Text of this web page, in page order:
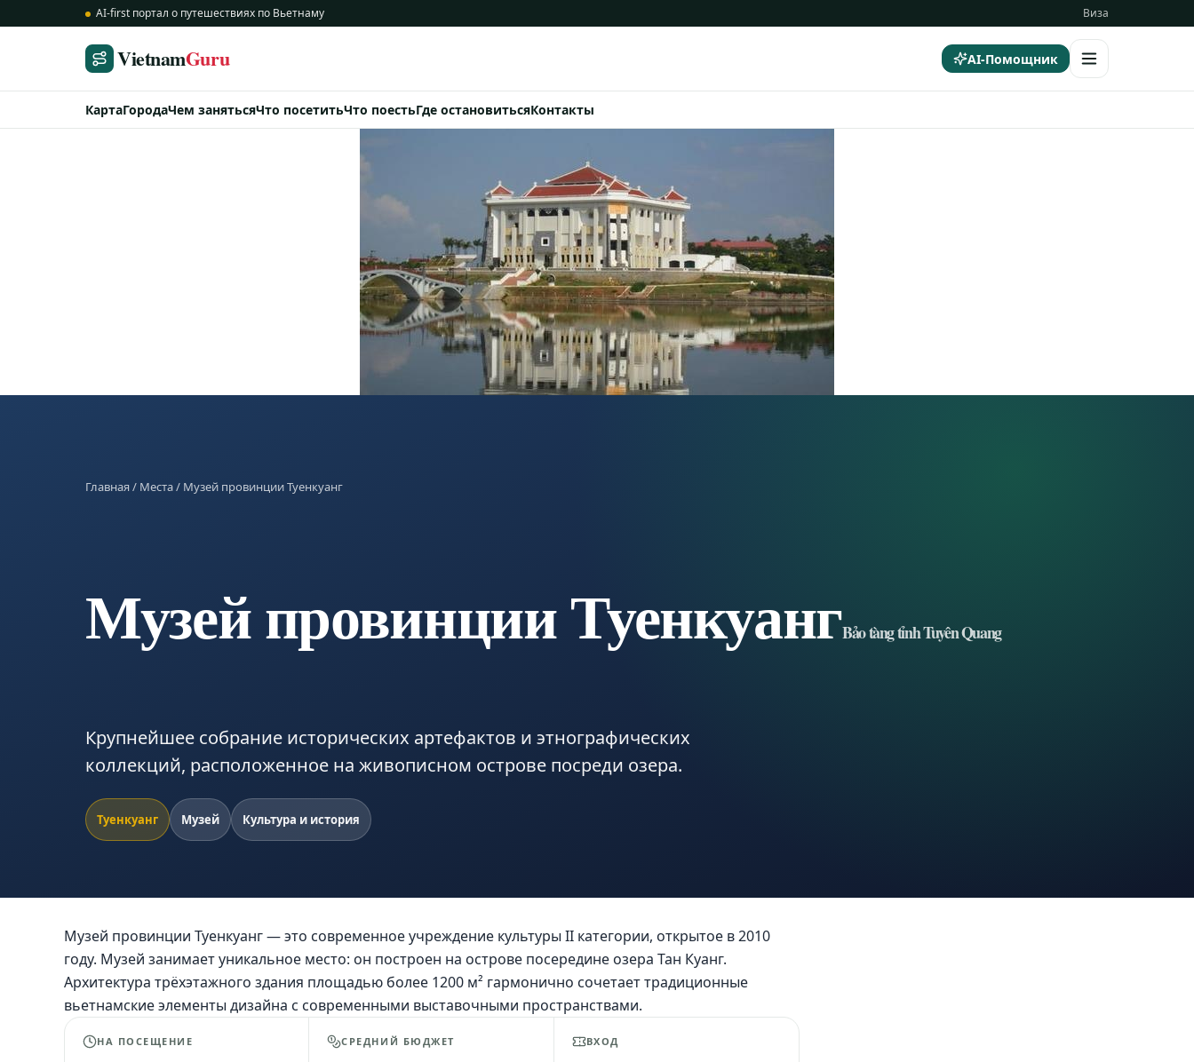
AI-first портал о путешествиях по Вьетнаму Виза
VietnamGuru AI-Помощник
КартаГородаЧем занятьсяЧто посетитьЧто поестьГде остановитьсяКонтакты
Главная/ Места/ Музей провинции Туенкуанг
Музей провинции ТуенкуангBảo tàng tỉnh Tuyên Quang
Крупнейшее собрание исторических артефактов и этнографических
коллекций, расположенное на живописном острове посреди озера.
Туенкуанг Музей Культура и история
Музей провинции Туенкуанг — это современное учреждение культуры II категории, открытое в 2010
году. Музей занимает уникальное место: он построен на острове посередине озера Тан Куанг.
Архитектура трёхэтажного здания площадью более 1200 м² гармонично сочетает традиционные
вьетнамские элементы дизайна с современными выставочными пространствами.
НА ПОСЕЩЕНИЕ СРЕДНИЙ БЮДЖЕТ ВХОД